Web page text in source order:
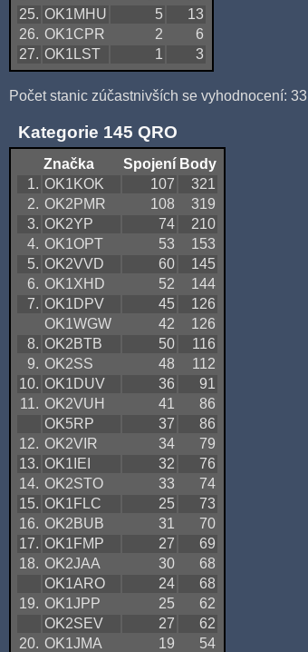
25. OK1MHU 5
13
26. OK1CPR 2
6
27. OK1LST 1 3
Počet stanic zúčastnivších se vyhodnocení: 33
Kategorie 145 QRO
Značka Spojení Body
1. OK1KOK 107
321
2. OK2PMR 108
319
3. OK2YP 74
210
4. OK1OPT 53
153
5. OK2VVD 60
145
6. OK1XHD 52
144
7. OK1DPV 45
126
OK1WGW
42
126
8. OK2BTB 50
116
9. OK2SS 48
112
10. OK1DUV 36
91
11. OK2VUH 41
86
OK5RP
37
86
12. OK2VIR 34
79
13. OK1IEI 32
76
14. OK2STO 33
74
15. OK1FLC 25
73
16. OK2BUB 31
70
17. OK1FMP 27
69
18. OK2JAA 30
68
OK1ARO
24
68
19. OK1JPP 25
62
OK2SEV
27
62
20. OK1JMA 19
54